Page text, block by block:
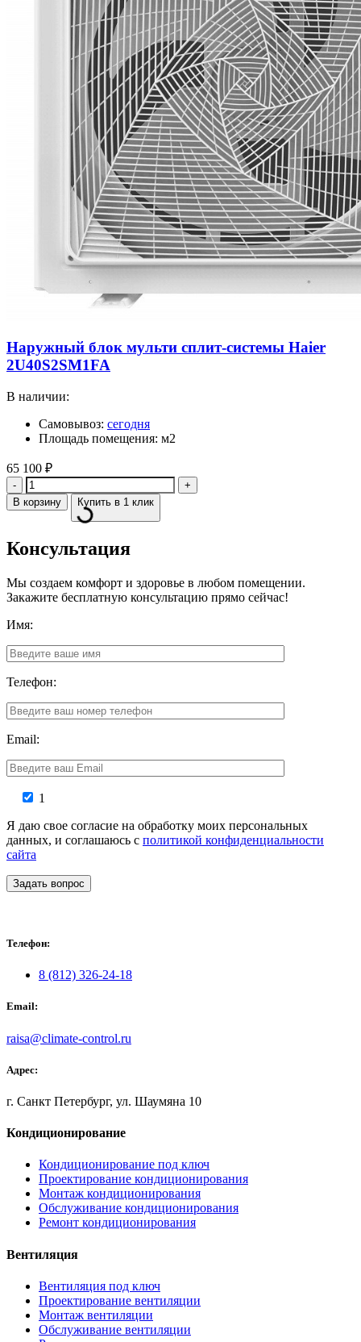
Наружный блок мульти сплит-системы Haier
2U40S2SM1FA
В наличии:
Самовывоз: сегодня
Площадь помещения: м2
65 100 ₽
Количество
В корзину Купить в 1 клик
Консультация
Мы создаем комфорт и здоровье в любом помещении.
Закажите бесплатную консультацию прямо сейчас!
Имя:
Телефон:
Email:
1
Я даю свое согласие на обработку моих персональных
данных, и соглашаюсь с политикой конфиденциальности
сайта
Задать вопрос
Телефон:
8 (812) 326-24-18
Email:
raisa@climate-control.ru
Адрес:
г. Санкт Петербург, ул. Шаумяна 10
Кондиционирование
Кондиционирование под ключ
Проектирование кондиционирования
Монтаж кондиционирования
Обслуживание кондиционирования
Ремонт кондиционирования
Вентиляция
Вентиляция под ключ
Проектирование вентиляции
Монтаж вентиляции
Обслуживание вентиляции